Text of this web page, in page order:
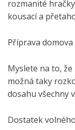
rozmanité
kousací a
Příprava domova
Myslete na to,
možná taky
dosahu všechny
Dostatek